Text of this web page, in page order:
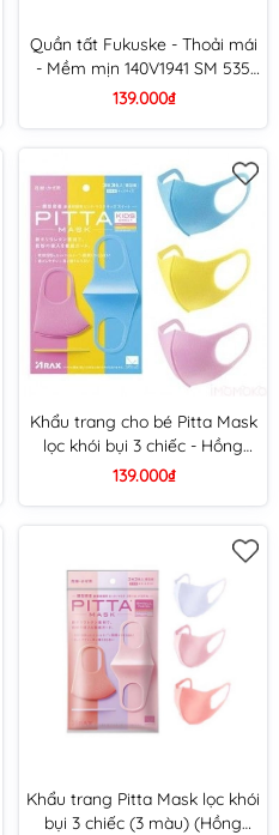
Quần tất Fukuske - Thoải mái
- Mềm mịn 140V1941 SM 535
(Có móc) (Size S-M, 200 Nâu
139.000₫
Khẩu trang cho bé Pitta Mask
lọc khói bụi 3 chiếc - Hồng
vàng xanh
139.000₫
Khẩu trang Pitta Mask lọc khói
bụi 3 chiếc (3 màu) (Hồng